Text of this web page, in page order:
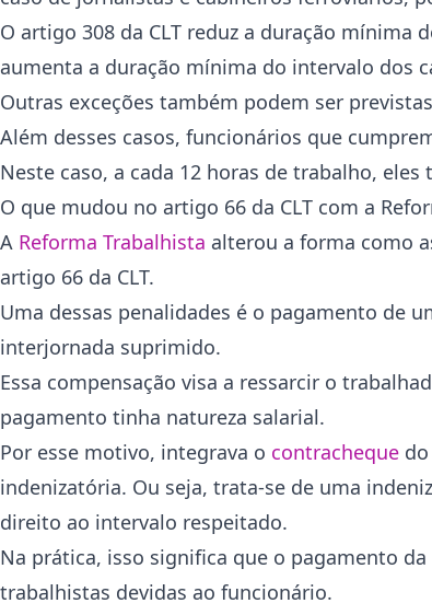
O artigo 308 da CLT reduz a duração mínima
aumenta a duração mínima do intervalo dos
Outras exceções também podem ser
Além desses casos, funcionários que
Neste caso, a cada 12 horas de trabalho,
O que mudou no artigo 66 da CLT com a
A Reforma Trabalhista alterou a forma como
artigo 66 da CLT.
Uma dessas penalidades é o pagamento de
interjornada suprimido.
Essa compensação visa a ressarcir o
pagamento tinha natureza salarial.
Por esse motivo, integrava o contracheque
indenizatória. Ou seja, trata-se de uma
direito ao intervalo respeitado.
Na prática, isso significa que o pagamento
trabalhistas devidas ao funcionário.